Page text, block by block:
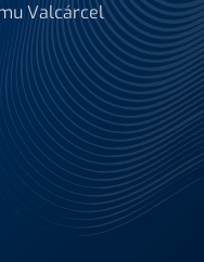
Valcárcel